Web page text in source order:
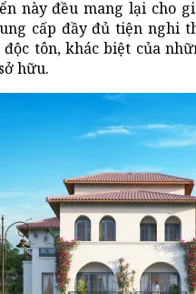
này đều mang lại cho
cấp đầy đủ tiện nghi
tôn, khác biệt của
hữu.